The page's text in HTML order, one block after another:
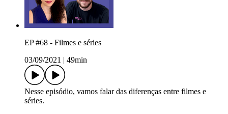
EP #68 - Filmes e séries
03/09/2021
49min
Nesse episódio, vamos falar das diferenças entre filmes e
séries.